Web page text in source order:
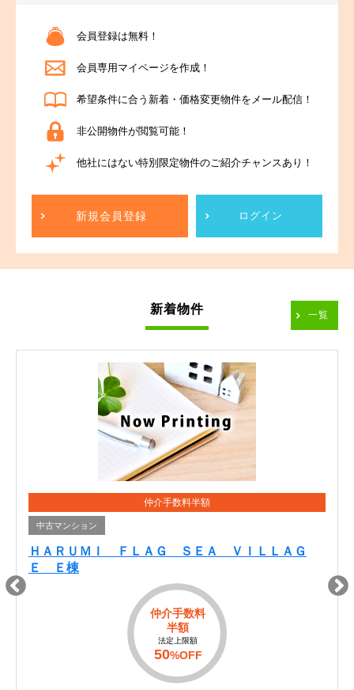
会員登録は無料！
会員専用マイページを作成！
希望条件に合う新着・価格変更物件をメール配信！
非公開物件が閲覧可能！
他社にはない特別限定物件のご紹介チャンスあり！
新規会員登録 ログイン
新着物件 一覧
仲介手数料半額
中古マンション
ＨＡＲＵＭＩ ＦＬＡＧ ＳＥＡ ＶＩＬＬＡＧ
Ｅ Ｅ棟
仲介手数料
半額
法定上限額
50%OFF